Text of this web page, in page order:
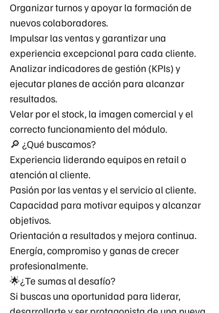
Organizar turnos y apoyar la formación de
nuevos colaboradores.
Impulsar las ventas y garantizar una
experiencia excepcional para cada cliente.
Analizar indicadores de gestión (KPIs) y
ejecutar planes de acción para alcanzar
resultados.
Velar por el stock, la imagen comercial y el
correcto funcionamiento del módulo.
🔎 ¿Qué buscamos?
Experiencia liderando equipos en retail o
atención al cliente.
Pasión por las ventas y el servicio al cliente.
Capacidad para motivar equipos y alcanzar
objetivos.
Orientación a resultados y mejora continua.
Energía, compromiso y ganas de crecer
profesionalmente.
🌟¿Te sumas al desafío?
Si buscas una oportunidad para liderar,